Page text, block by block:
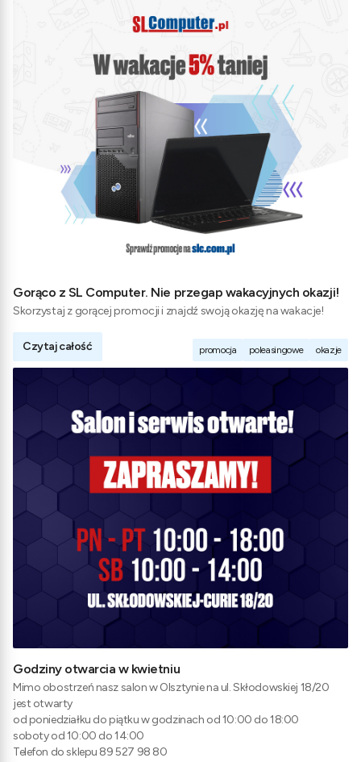
Gorąco z SL Computer. Nie przegap wakacyjnych okazji!
Skorzystaj z gorącej promocji i znajdź swoją okazję na wakacje!
Czytaj całość promocja poleasingowe okazje
Godziny otwarcia w kwietniu
Mimo obostrzeń nasz salon w Olsztynie na ul. Skłodowskiej 18/20
jest otwarty
od poniedziałku do piątku w godzinach od 10:00 do 18:00
soboty od 10:00 do 14:00
Telefon do sklepu 89 527 98 80